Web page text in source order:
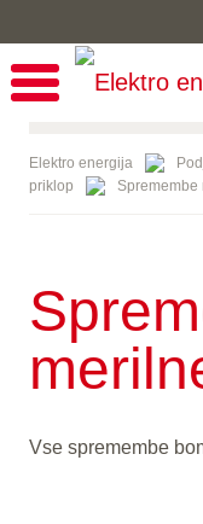
Elektro energija
priklop
Spremembe
Vse spremembe